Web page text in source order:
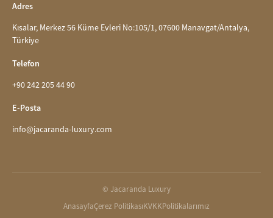
Adres
Kısalar, Merkez 56 Küme Evleri No:105/1, 07600 Manavgat/Antalya,
Türkiye
Telefon
+90 242 205 44 90
E-Posta
info@jacaranda-luxury.com
© Jacaranda Luxury
AnasayfaÇerez PolitikasıKVKKPolitikalarımız